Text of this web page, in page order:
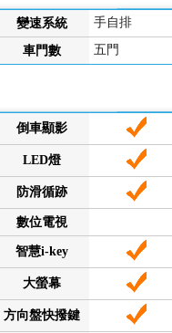
變速系統 手自排
車門數 五門
倒車顯影
LED燈
防滑循跡
數位電視
智慧i-key
大螢幕
方向盤快撥鍵